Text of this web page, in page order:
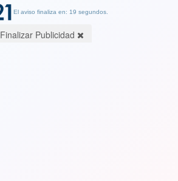
El aviso finaliza en: 19 segundos.
Finalizar Publicidad